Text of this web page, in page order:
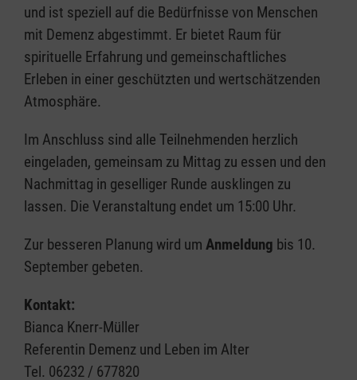
und ist speziell auf die Bedürfnisse von Menschen
mit Demenz abgestimmt. Er bietet Raum für
spirituelle Erfahrung und gemeinschaftliches
Erleben in einer geschützten und wertschätzenden
Atmosphäre.
Im Anschluss sind alle Teilnehmenden herzlich
eingeladen, gemeinsam zu Mittag zu essen und den
Nachmittag in geselliger Runde ausklingen zu
lassen. Die Veranstaltung endet um 15:00 Uhr.
Zur besseren Planung wird um Anmeldung bis 10.
September gebeten.
Kontakt:
Bianca Knerr-Müller
Referentin Demenz und Leben im Alter
Tel. 06232 / 677820